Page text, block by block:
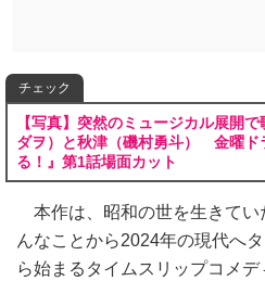
チェック
【写真】突然のミュージカル展開
ダヲ）と秋津（磯村勇斗） 金曜ド
る！』第1話場面カット
本作は、昭和の世を生きてい
んなことから2024年の現代へ
ら始まるタイムスリップコメ